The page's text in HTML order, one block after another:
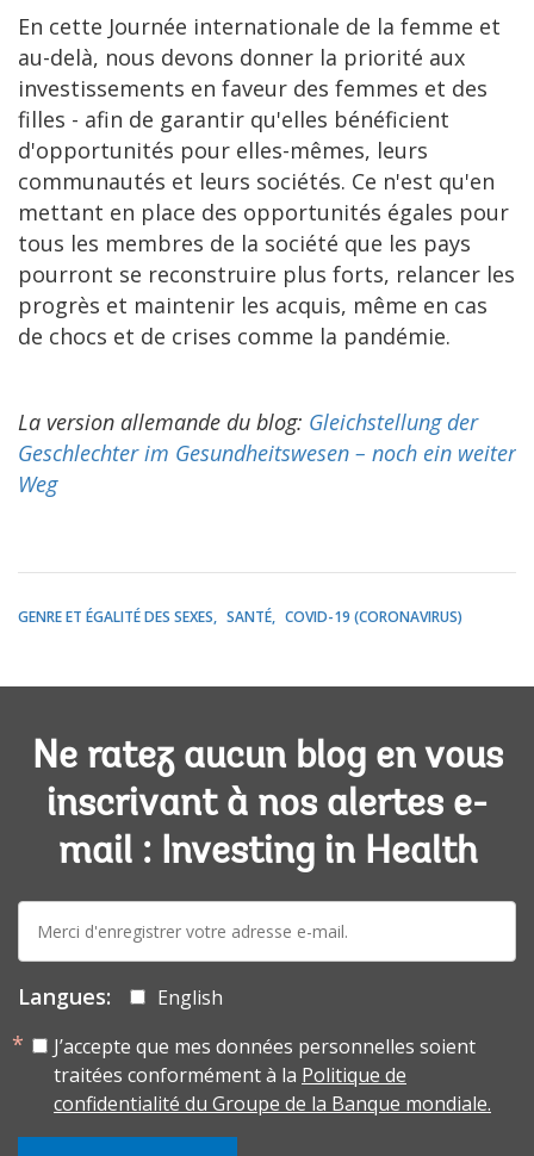
En cette Journée internationale de la femme et
au-delà, nous devons donner la priorité aux
investissements en faveur des femmes et des
filles - afin de garantir qu'elles bénéficient
d'opportunités pour elles-mêmes, leurs
communautés et leurs sociétés. Ce n'est qu'en
mettant en place des opportunités égales pour
tous les membres de la société que les pays
pourront se reconstruire plus forts, relancer les
progrès et maintenir les acquis, même en cas
de chocs et de crises comme la pandémie.
La version allemande du blog: Gleichstellung der
Geschlechter im Gesundheitswesen – noch ein weiter
Weg
GENRE ET ÉGALITÉ DES SEXES SANTÉ COVID-19 (CORONAVIRUS)
Ne ratez aucun blog en vous
inscrivant à nos alertes e-
mail : Investing in Health
mail:
Langues:
English
J’accepte que mes données personnelles soient
traitées conformément à la Politique de
confidentialité du Groupe de la Banque mondiale.